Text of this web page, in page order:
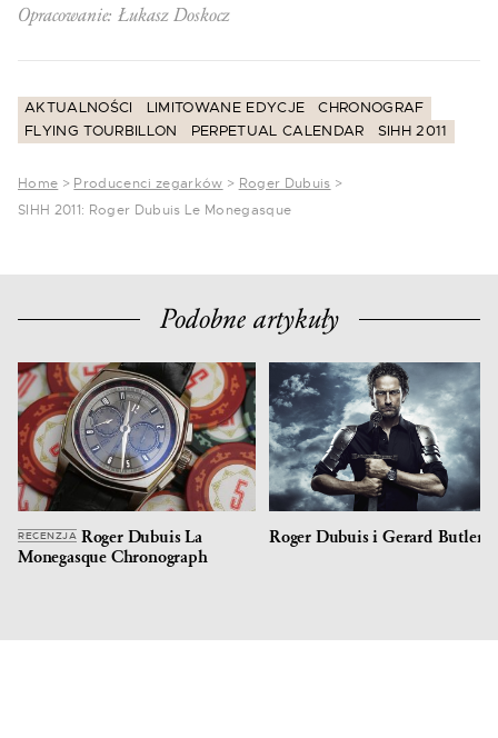
Opracowanie: Łukasz Doskocz
AKTUALNOŚCI LIMITOWANE EDYCJE
CHRONOGRAF
FLYING TOURBILLON
PERPETUAL CALENDAR SIHH 2011
Home > Producenci zegarków > Roger Dubuis >
SIHH 2011: Roger Dubuis Le Monegasque
Podobne artykuły
RECENZJA Roger Dubuis La
Monegasque Chronograph
Roger Dubuis i Gerard Butler